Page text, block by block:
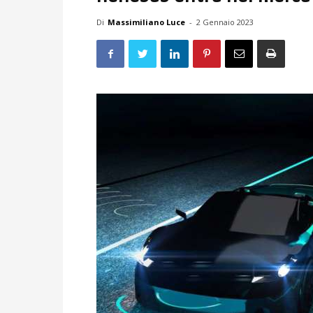
Di Massimiliano Luce - 2 Gennaio 2023